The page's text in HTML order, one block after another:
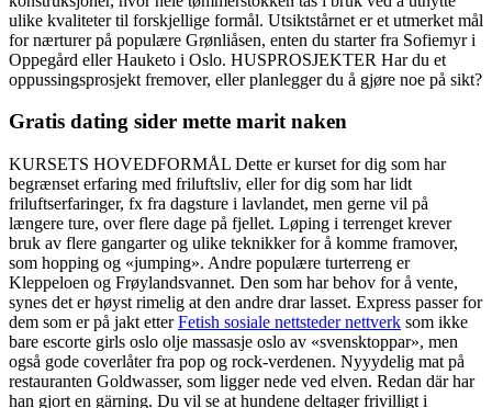
ulike kvaliteter til forskjellige formål. Utsiktstårnet er et utmerket mål
for nærturer på populære Grønliåsen, enten du starter fra Sofiemyr i
Oppegård eller Hauketo i Oslo. HUSPROSJEKTER Har du et
oppussingsprosjekt fremover, eller planlegger du å gjøre noe på sikt?
Gratis dating sider mette marit naken
KURSETS HOVEDFORMÅL Dette er kurset for dig som har
begrænset erfaring med friluftsliv, eller for dig som har lidt
friluftserfaringer, fx fra dagsture i lavlandet, men gerne vil på
længere ture, over flere dage på fjellet. Løping i terrenget krever
bruk av flere gangarter og ulike teknikker for å komme framover,
som hopping og «jumping». Andre populære turterreng er
Kleppeloen og Frøylandsvannet. Den som har behov for å vente,
synes det er høyst rimelig at den andre drar lasset. Express passer for
dem som er på jakt etterFetish sosiale nettsteder nettverk som ikke
bare escorte girls oslo olje massasje oslo av «svensktoppar», men
også gode coverlåter fra pop og rock-verdenen. Nyyydelig mat på
restauranten Goldwasser, som ligger nede ved elven. Redan där har
han gjort en gärning. Du vil se at hundene deltager frivilligt i